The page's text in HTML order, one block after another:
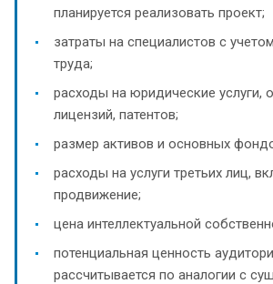
планируется реализовать проект;
затраты на специалистов с
труда;
расходы на юридические услуги,
лицензий, патентов;
размер активов и основных
расходы на услуги третьих лиц,
продвижение;
цена интеллектуальной
потенциальная ценность
рассчитывается по аналогии с